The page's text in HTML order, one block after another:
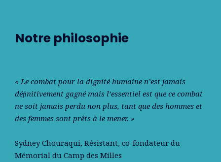
Notre philosophie
« Le combat pour la dignité humaine n’est jamais
déﬁnitivement gagné mais l’essentiel est que ce combat
ne soit jamais perdu non plus, tant que des hommes et
des femmes sont prêts à le mener. »
Sydney Chouraqui, Résistant, co-fondateur du
Mémorial du Camp des Milles